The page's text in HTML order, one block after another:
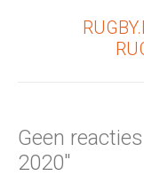
Geen
2020"